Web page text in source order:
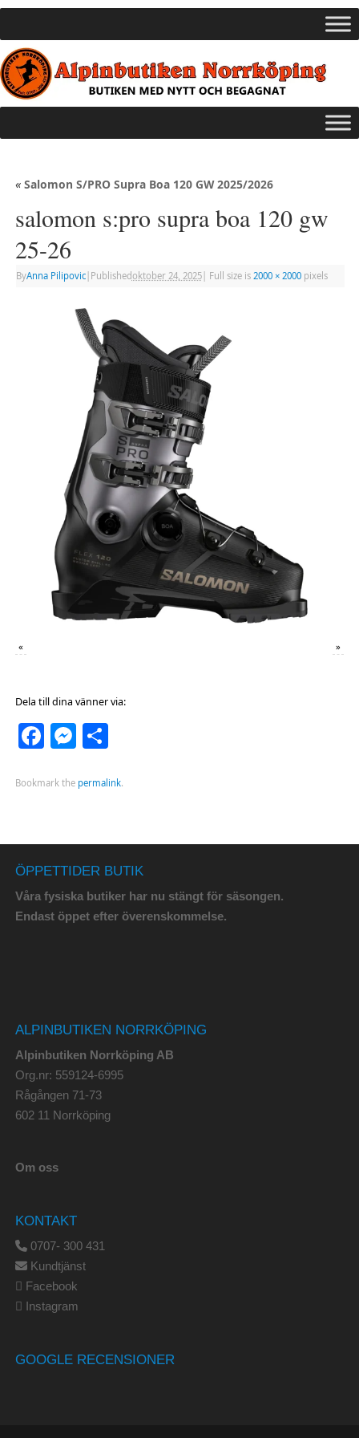
«Salomon S/PRO Supra Boa 120 GW 2025/2026
salomon s:pro supra boa 120 gw
25-26
ByAnna Pilipovic| Publishedoktober 24, 2025| Full size is 2000 × 2000pixels
« »
Dela till dina vänner via:
Facebook
Messenger
Dela
Bookmark the permalink.
ÖPPETTIDER BUTIK
Våra fysiska butiker har nu stängt för säsongen.
Endast öppet efter överenskommelse.
ALPINBUTIKEN NORRKÖPING
Alpinbutiken Norrköping AB
Org.nr: 559124-6995
Rågången 71-73
602 11 Norrköping
Om oss
KONTAKT
0707- 300 431
Kundtjänst
Facebook
Instagram
GOOGLE RECENSIONER